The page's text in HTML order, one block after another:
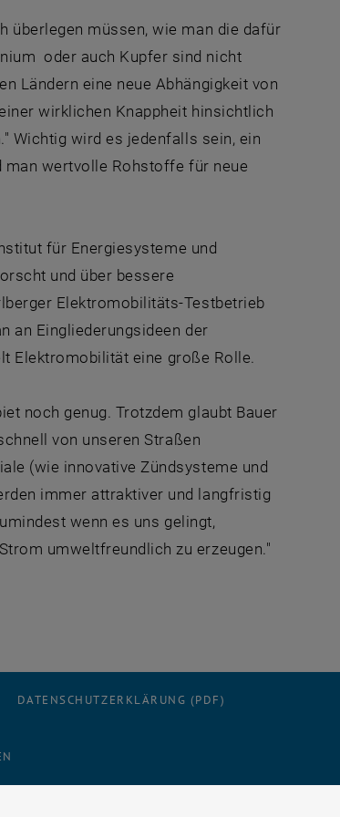
überlegen müssen, wie man die dafür
oder auch Kupfer sind nicht
Ländern eine neue Abhängigkeit von
wirklichen Knappheit hinsichtlich
Wichtig wird es jedenfalls sein, ein
man wertvolle Rohstoffe für neue
für Energiesysteme und
und über bessere
Elektromobilitäts-Testbetrieb
an Eingliederungsideen der
Elektromobilität eine große Rolle.
noch genug. Trotzdem glaubt Bauer
von unseren Straßen
(wie innovative Zündsysteme und
immer attraktiver und langfristig
wenn es uns gelingt,
umweltfreundlich zu erzeugen."
DATENSCHUTZERKLÄRUNG (PDF)